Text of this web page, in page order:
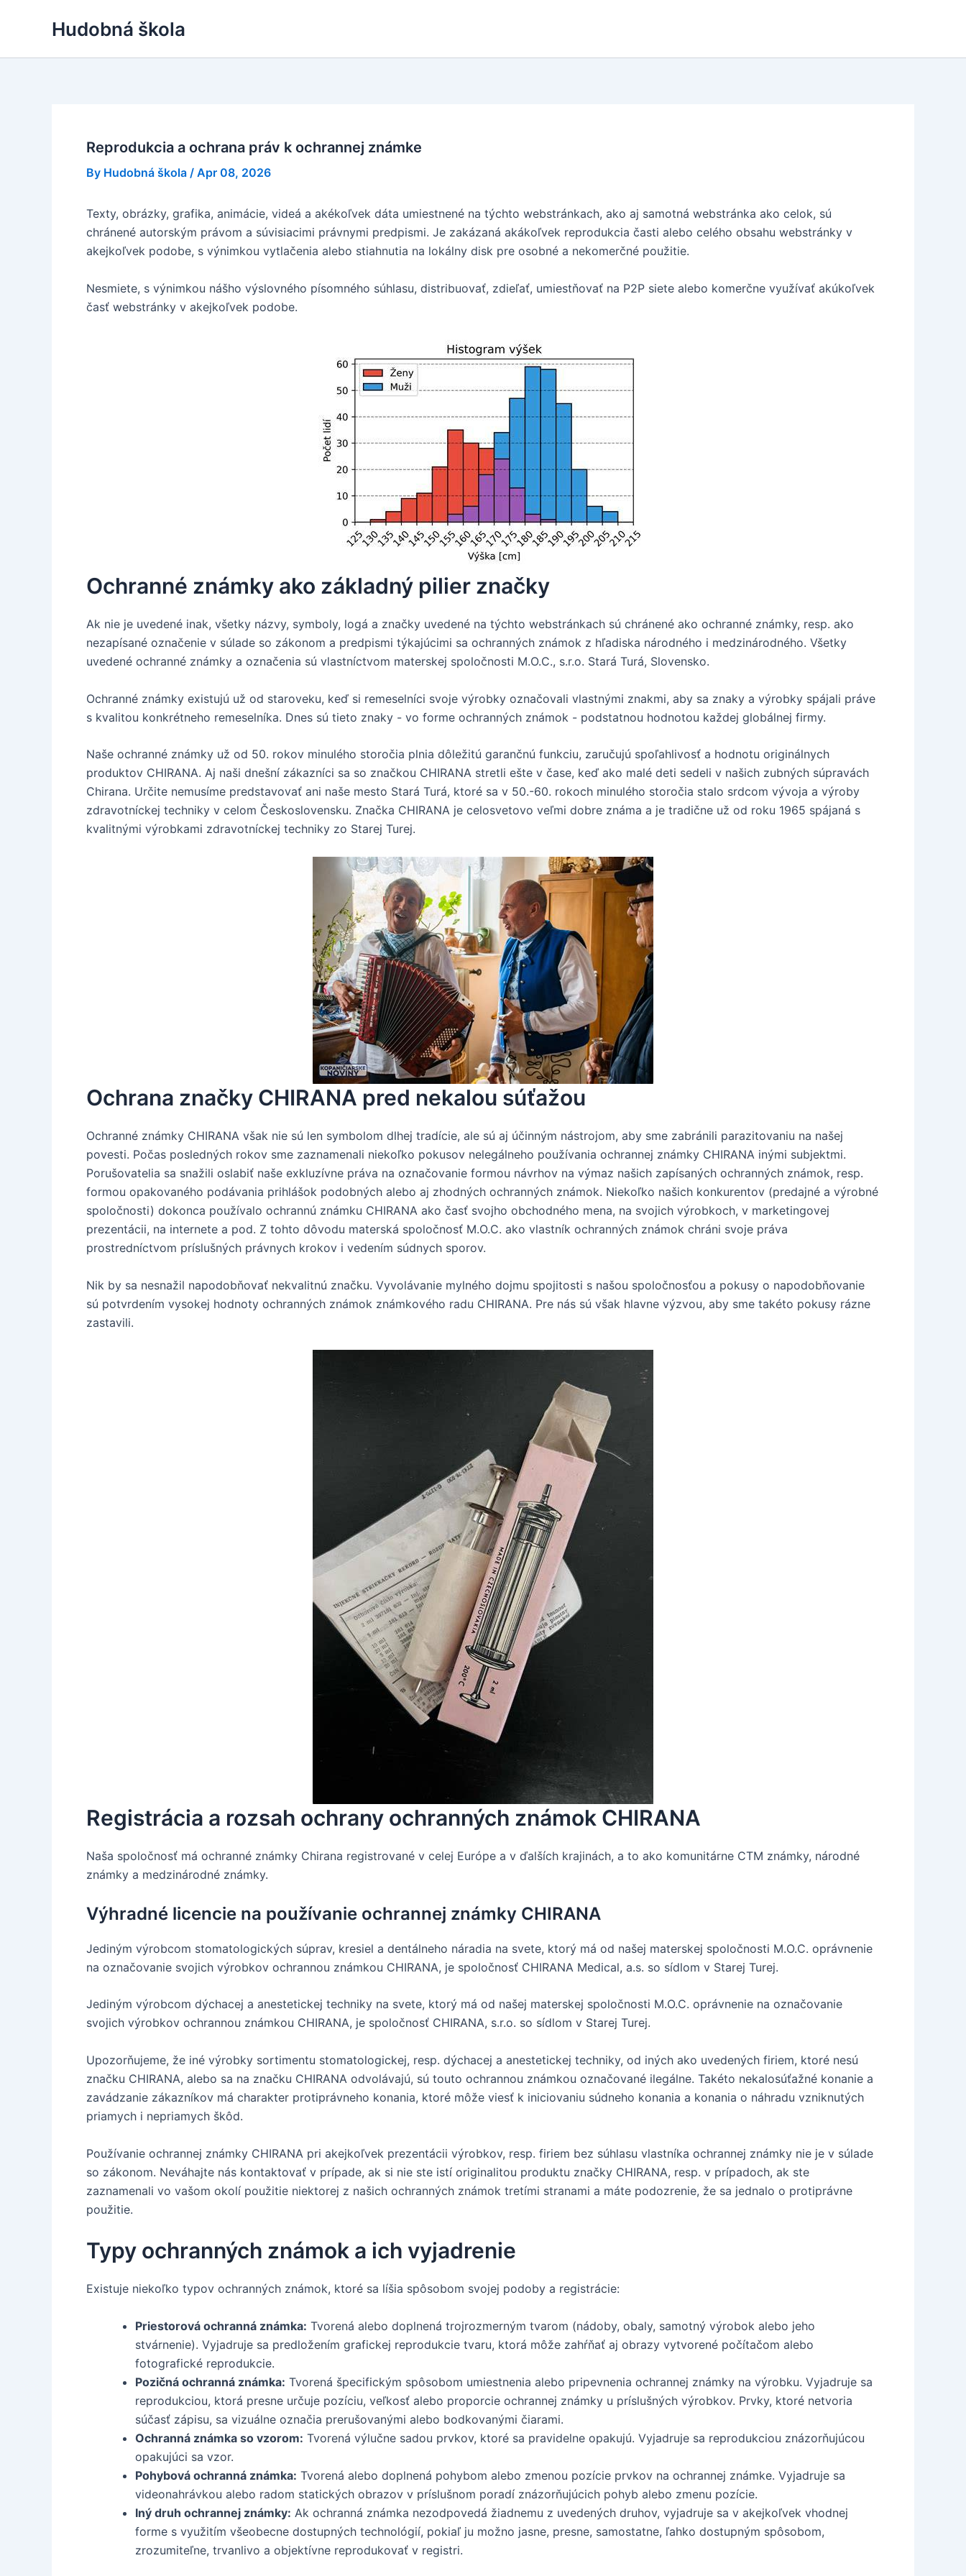
Hudobná škola
Reprodukcia a ochrana práv k ochrannej známke
By Hudobná škola / Apr 08, 2026
Texty, obrázky, grafika, animácie, videá a akékoľvek dáta umiestnené na týchto webstránkach, ako aj samotná webstránka ako celok, sú
chránené autorským právom a súvisiacimi právnymi predpismi. Je zakázaná akákoľvek reprodukcia časti alebo celého obsahu webstránky v
akejkoľvek podobe, s výnimkou vytlačenia alebo stiahnutia na lokálny disk pre osobné a nekomerčné použitie.
Nesmiete, s výnimkou nášho výslovného písomného súhlasu, distribuovať, zdieľať, umiestňovať na P2P siete alebo komerčne využívať akúkoľvek
časť webstránky v akejkoľvek podobe.
Ochranné známky ako základný pilier značky
Ak nie je uvedené inak, všetky názvy, symboly, logá a značky uvedené na týchto webstránkach sú chránené ako ochranné známky, resp. ako
nezapísané označenie v súlade so zákonom a predpismi týkajúcimi sa ochranných známok z hľadiska národného i medzinárodného. Všetky
uvedené ochranné známky a označenia sú vlastníctvom materskej spoločnosti M.O.C., s.r.o. Stará Turá, Slovensko.
Ochranné známky existujú už od staroveku, keď si remeselníci svoje výrobky označovali vlastnými znakmi, aby sa znaky a výrobky spájali práve
s kvalitou konkrétneho remeselníka. Dnes sú tieto znaky - vo forme ochranných známok - podstatnou hodnotou každej globálnej firmy.
Naše ochranné známky už od 50. rokov minulého storočia plnia dôležitú garančnú funkciu, zaručujú spoľahlivosť a hodnotu originálnych
produktov CHIRANA. Aj naši dnešní zákazníci sa so značkou CHIRANA stretli ešte v čase, keď ako malé deti sedeli v našich zubných súpravách
Chirana. Určite nemusíme predstavovať ani naše mesto Stará Turá, ktoré sa v 50.-60. rokoch minulého storočia stalo srdcom vývoja a výroby
zdravotníckej techniky v celom Československu. Značka CHIRANA je celosvetovo veľmi dobre známa a je tradične už od roku 1965 spájaná s
kvalitnými výrobkami zdravotníckej techniky zo Starej Turej.
Ochrana značky CHIRANA pred nekalou súťažou
Ochranné známky CHIRANA však nie sú len symbolom dlhej tradície, ale sú aj účinným nástrojom, aby sme zabránili parazitovaniu na našej
povesti. Počas posledných rokov sme zaznamenali niekoľko pokusov nelegálneho používania ochrannej známky CHIRANA inými subjektmi.
Porušovatelia sa snažili oslabiť naše exkluzívne práva na označovanie formou návrhov na výmaz našich zapísaných ochranných známok, resp.
formou opakovaného podávania prihlášok podobných alebo aj zhodných ochranných známok. Niekoľko našich konkurentov (predajné a výrobné
spoločnosti) dokonca používalo ochrannú známku CHIRANA ako časť svojho obchodného mena, na svojich výrobkoch, v marketingovej
prezentácii, na internete a pod. Z tohto dôvodu materská spoločnosť M.O.C. ako vlastník ochranných známok chráni svoje práva
prostredníctvom príslušných právnych krokov i vedením súdnych sporov.
Nik by sa nesnažil napodobňovať nekvalitnú značku. Vyvolávanie mylného dojmu spojitosti s našou spoločnosťou a pokusy o napodobňovanie
sú potvrdením vysokej hodnoty ochranných známok známkového radu CHIRANA. Pre nás sú však hlavne výzvou, aby sme takéto pokusy rázne
zastavili.
Registrácia a rozsah ochrany ochranných známok CHIRANA
Naša spoločnosť má ochranné známky Chirana registrované v celej Európe a v ďalších krajinách, a to ako komunitárne CTM známky, národné
známky a medzinárodné známky.
Výhradné licencie na používanie ochrannej známky CHIRANA
Jediným výrobcom stomatologických súprav, kresiel a dentálneho náradia na svete, ktorý má od našej materskej spoločnosti M.O.C. oprávnenie
na označovanie svojich výrobkov ochrannou známkou CHIRANA, je spoločnosť CHIRANA Medical, a.s. so sídlom v Starej Turej.
Jediným výrobcom dýchacej a anestetickej techniky na svete, ktorý má od našej materskej spoločnosti M.O.C. oprávnenie na označovanie
svojich výrobkov ochrannou známkou CHIRANA, je spoločnosť CHIRANA, s.r.o. so sídlom v Starej Turej.
Upozorňujeme, že iné výrobky sortimentu stomatologickej, resp. dýchacej a anestetickej techniky, od iných ako uvedených firiem, ktoré nesú
značku CHIRANA, alebo sa na značku CHIRANA odvolávajú, sú touto ochrannou známkou označované ilegálne. Takéto nekalosúťažné konanie a
zavádzanie zákazníkov má charakter protiprávneho konania, ktoré môže viesť k iniciovaniu súdneho konania a konania o náhradu vzniknutých
priamych i nepriamych škôd.
Používanie ochrannej známky CHIRANA pri akejkoľvek prezentácii výrobkov, resp. firiem bez súhlasu vlastníka ochrannej známky nie je v súlade
so zákonom. Neváhajte nás kontaktovať v prípade, ak si nie ste istí originalitou produktu značky CHIRANA, resp. v prípadoch, ak ste
zaznamenali vo vašom okolí použitie niektorej z našich ochranných známok tretími stranami a máte podozrenie, že sa jednalo o protiprávne
použitie.
Typy ochranných známok a ich vyjadrenie
Existuje niekoľko typov ochranných známok, ktoré sa líšia spôsobom svojej podoby a registrácie:
Priestorová ochranná známka: Tvorená alebo doplnená trojrozmerným tvarom (nádoby, obaly, samotný výrobok alebo jeho
stvárnenie). Vyjadruje sa predložením grafickej reprodukcie tvaru, ktorá môže zahŕňať aj obrazy vytvorené počítačom alebo
fotografické reprodukcie.
Pozičná ochranná známka: Tvorená špecifickým spôsobom umiestnenia alebo pripevnenia ochrannej známky na výrobku. Vyjadruje sa
reprodukciou, ktorá presne určuje pozíciu, veľkosť alebo proporcie ochrannej známky u príslušných výrobkov. Prvky, ktoré netvoria
súčasť zápisu, sa vizuálne označia prerušovanými alebo bodkovanými čiarami.
Ochranná známka so vzorom: Tvorená výlučne sadou prvkov, ktoré sa pravidelne opakujú. Vyjadruje sa reprodukciou znázorňujúcou
opakujúci sa vzor.
Pohybová ochranná známka: Tvorená alebo doplnená pohybom alebo zmenou pozície prvkov na ochrannej známke. Vyjadruje sa
videonahrávkou alebo radom statických obrazov v príslušnom poradí znázorňujúcich pohyb alebo zmenu pozície.
Iný druh ochrannej známky: Ak ochranná známka nezodpovedá žiadnemu z uvedených druhov, vyjadruje sa v akejkoľvek vhodnej
forme s využitím všeobecne dostupných technológií, pokiaľ ju možno jasne, presne, samostatne, ľahko dostupným spôsobom,
zrozumiteľne, trvanlivo a objektívne reprodukovať v registri.